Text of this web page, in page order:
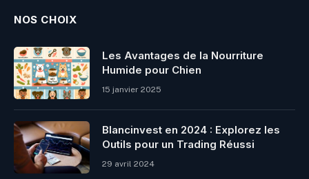
NOS CHOIX
Les Avantages de la Nourriture
Humide pour Chien
15 janvier 2025
Blancinvest en 2024 : Explorez les
Outils pour un Trading Réussi
29 avril 2024